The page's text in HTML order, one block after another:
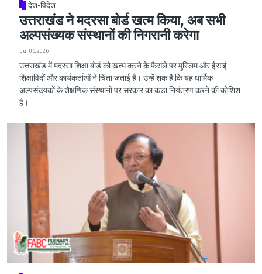
देश-विदेश
उत्तराखंड ने मदरसा बोर्ड खत्म किया, अब सभी
अल्पसंख्यक संस्थानों की निगरानी करेगा
Jul 06, 2026
उत्तराखंड में मदरसा शिक्षा बोर्ड को खत्म करने के फैसले पर मुस्लिम और ईसाई
शिक्षाविदों और कार्यकर्ताओं ने चिंता जताई है। उन्हें शक है कि यह धार्मिक
अल्पसंख्यकों के शैक्षणिक संस्थानों पर सरकार का कड़ा नियंत्रण करने की कोशिश
है।